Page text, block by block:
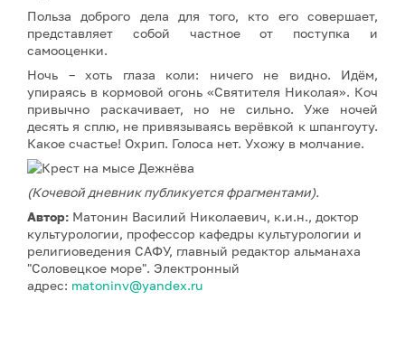
Польза доброго дела для того, кто его совершает,
представляет собой частное от поступка и
самооценки.
Ночь – хоть глаза коли: ничего не видно. Идём,
упираясь в кормовой огонь «Святителя Николая». Коч
привычно раскачивает, но не сильно. Уже ночей
десять я сплю, не привязываясь верёвкой к шпангоуту.
Какое счастье! Охрип. Голоса нет. Ухожу в молчание.
(Кочевой дневник публикуется фрагментами).
Автор: Матонин Василий Николаевич, к.и.н., доктор
культурологии, профессор кафедры культурологии и
религиоведения САФУ, главный редактор альманаха
"Соловецкое море". Электронный
адрес: matoninv@yandex.ru